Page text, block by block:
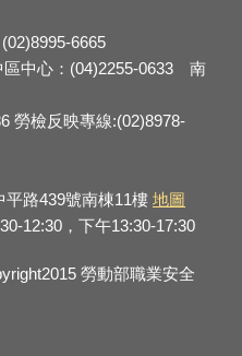
6665
中心：(04)2255-0633 南
勞檢反映專線:(02)8978-
平路439號南棟11樓 地圖
12:30，下午13:30-17:30
勞動部職業安全